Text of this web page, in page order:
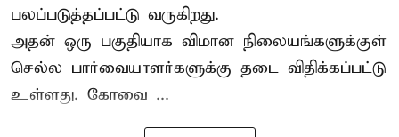
பலப்படுத்தப்பட்டு வருகிறது.
அதன் ஒரு பகுதியாக விமான நிலையங்களுக்குள்
செல்ல பார்வையாளர்களுக்கு தடை விதிக்கப்பட்டு
உள்ளது. கோவை ...